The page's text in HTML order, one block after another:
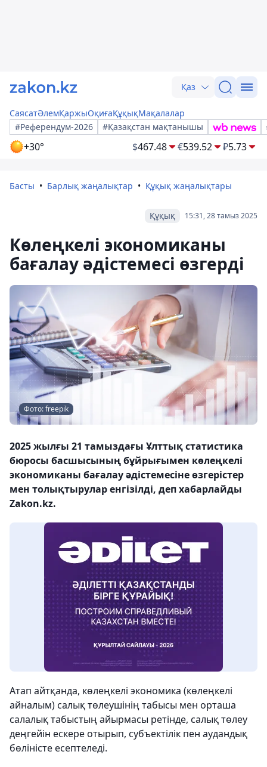
Қаз
СаясатӘлемҚаржыОқиғаҚұқықМақалалар
#Референдум-2026
#Қазақстан мақтанышы
+30° $467.48 €539.52 ₽5.73
Басты Барлық жаңалықтар Құқық жаңалықтары
15:31, 28 тамыз 2025
Құқық
Көлеңкелі экономиканы
бағалау әдістемесі өзгерді
Фото: freepik
2025 жылғы 21 тамыздағы Ұлттық статистика
бюросы басшысының бұйрығымен көлеңкелі
экономиканы бағалау әдістемесіне өзгерістер
мен толықтырулар енгізілді, деп хабарлайды
Zakon.kz.
Атап айтқанда, көлеңкелі экономика (көлеңкелі
айналым) салық төлеушінің табысы мен орташа
салалық табыстың айырмасы ретінде, салық төлеу
деңгейін ескере отырып, субъектілік пен аудандық
бөліністе есептеледі.